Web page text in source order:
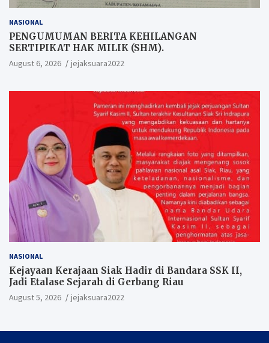
NASIONAL
PENGUMUMAN BERITA KEHILANGAN
SERTIPIKAT HAK MILIK (SHM).
August 6, 2026 jejaksuara2022
NASIONAL
Kejayaan Kerajaan Siak Hadir di Bandara SSK II,
Jadi Etalase Sejarah di Gerbang Riau
August 5, 2026 jejaksuara2022